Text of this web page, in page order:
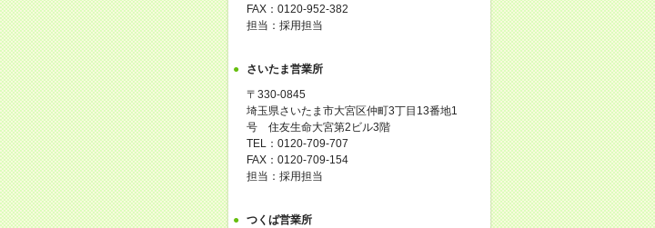
FAX：0120-952-382
担当：採用担当
さいたま営業所
〒330-0845
埼玉県さいたま市大宮区仲町3丁目13番地1
号 住友生命大宮第2ビル3階
TEL：0120-709-707
FAX：0120-709-154
担当：採用担当
つくば営業所